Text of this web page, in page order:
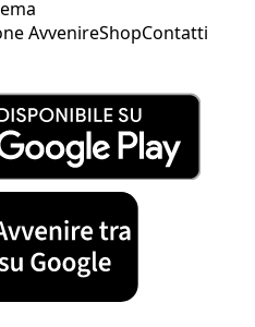
AvvenireShopContatti